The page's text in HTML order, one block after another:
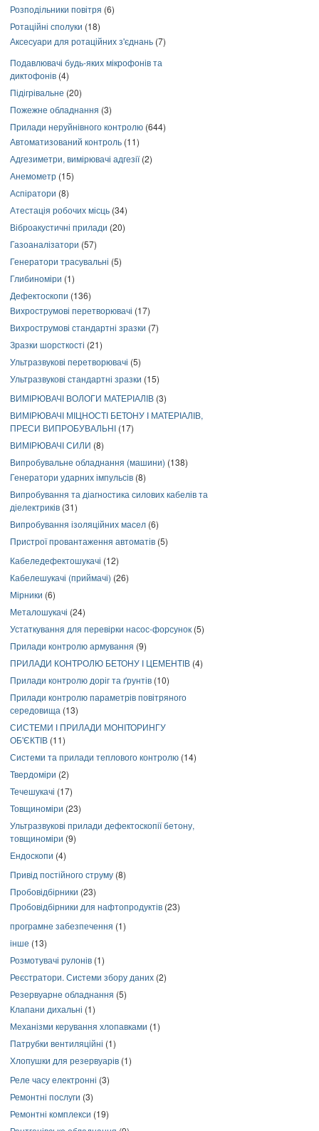
Розподільники повітря (6)
Ротаційні сполуки (18)
Аксесуари для ротаційних з'єднань (7)
Подавлювачі будь-яких мікрофонів та
диктофонів (4)
Підігрівальне (20)
Пожежне обладнання (3)
Прилади неруйнівного контролю (644)
Автоматизований контроль (11)
Адгезиметри, вимірювачі адгезії(2)
Анемометр (15)
Аспіратори (8)
Атестація робочих місць (34)
Віброакустичні прилади (20)
Газоаналізатори (57)
Генератори трасувальні (5)
Глибиноміри (1)
Дефектоскопи (136)
Вихрострумові перетворювачі (17)
Вихрострумові стандартні зразки (7)
Зразки шорсткості (21)
Ультразвукові перетворювачі (5)
Ультразвукові стандартні зразки (15)
ВИМІРЮВАЧІ ВОЛОГИ МАТЕРІАЛІВ (3)
ВИМІРЮВАЧІ МІЦНОСТІ БЕТОНУ І МАТЕРІАЛІВ,
ПРЕСИ ВИПРОБУВАЛЬНІ (17)
ВИМІРЮВАЧІ СИЛИ (8)
Випробувальне обладнання (машини) (138)
Генератори ударних імпульсів (8)
Випробування та діагностика силових кабелів та
діелектриків (31)
Випробування ізоляційних масел (6)
Пристрої провантаження автоматів (5)
Кабеледефектошукачі (12)
Кабелешукачі (приймачі) (26)
Мірники (6)
Металошукачі (24)
Устаткування для перевірки насос-форсунок (5)
Прилади контролю армування (9)
ПРИЛАДИ КОНТРОЛЮ БЕТОНУ І ЦЕМЕНТІВ (4)
Прилади контролю доріг та ґрунтів (10)
Прилади контролю параметрів повітряного
середовища (13)
СИСТЕМИ І ПРИЛАДИ МОНІТОРИНГУ
ОБ'ЄКТІВ (11)
Системи та прилади теплового контролю (14)
Твердоміри (2)
Течешукачі (17)
Товщиноміри (23)
Ультразвукові прилади дефектоскопії бетону,
товщиноміри (9)
Ендоскопи (4)
Привід постійного струму (8)
Пробовідбірники (23)
Пробовідбірники для нафтопродуктів (23)
програмне забезпечення (1)
інше (13)
Розмотувачі рулонів (1)
Реєстратори. Системи збору даних (2)
Резервуарне обладнання (5)
Клапани дихальні (1)
Механізми керування хлопавками (1)
Патрубки вентиляційні (1)
Хлопушки для резервуарів (1)
Реле часу електронні (3)
Ремонтні послуги (3)
Ремонтні комплекси (19)